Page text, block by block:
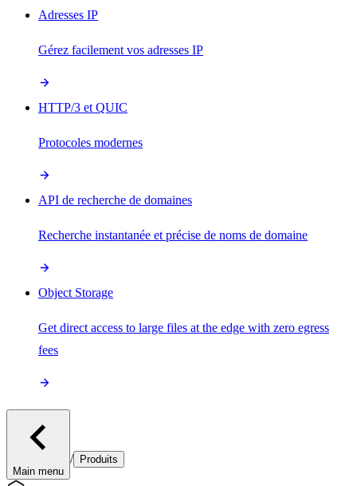
Adresses IP
Gérez facilement vos adresses IP
HTTP/3 et QUIC
Protocoles modernes
API de recherche de domaines
Recherche instantanée et précise de noms de domaine
Object Storage
Get direct access to large files at the edge with zero egress
fees
Main menu
/ Produits